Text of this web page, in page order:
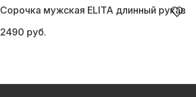
Сорочка мужская ELITA длинный рукав
2490 руб.